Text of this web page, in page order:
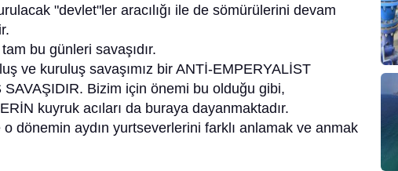
"devlet"ler aracılığı ile de sömürülerini devam
bu günleri savaşıdır.
ve kuruluş savaşımız bir ANTİ-EMPERYALİST
Bizim için önemi bu olduğu gibi,
kuyruk acıları da buraya dayanmaktadır.
dönemin aydın yurtseverlerini farklı anlamak ve anmak